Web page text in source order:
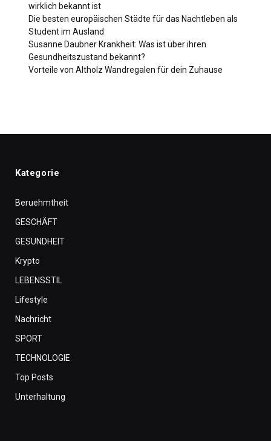
wirklich bekannt ist
Die besten europäischen Städte für das Nachtleben als
Student im Ausland
Susanne Daubner Krankheit: Was ist über ihren
Gesundheitszustand bekannt?
Vorteile von Altholz Wandregalen für dein Zuhause
Kategorie
Beruehmtheit
GESCHÄFT
GESUNDHEIT
Krypto
LEBENSSTIL
Lifestyle
Nachricht
SPORT
TECHNOLOGIE
Top Posts
Unterhaltung